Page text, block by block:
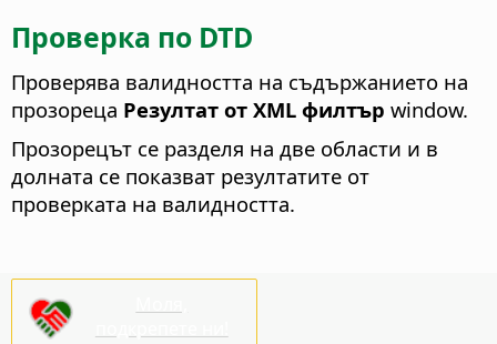
Проверка по DTD
Проверява валидността на съдържанието на
прозореца Резултат от XML филтър window.
Прозорецът се разделя на две области и в
долната се показват резултатите от
проверката на валидността.